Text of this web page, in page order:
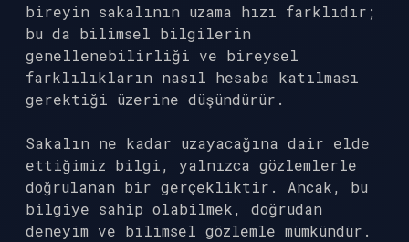
bireyin sakalının uzama hızı farklıdır;
bu da bilimsel bilgilerin
genellenebilirliği ve bireysel
farklılıkların nasıl hesaba katılması
gerektiği üzerine düşündürür.
Sakalın ne kadar uzayacağına dair elde
ettiğimiz bilgi, yalnızca gözlemlerle
doğrulanan bir gerçekliktir. Ancak, bu
bilgiye sahip olabilmek, doğrudan
deneyim ve bilimsel gözlemle mümkündür.